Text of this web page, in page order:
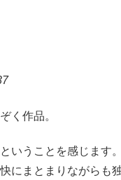
く作品。
いうことを感じます。
にまとまりながらも